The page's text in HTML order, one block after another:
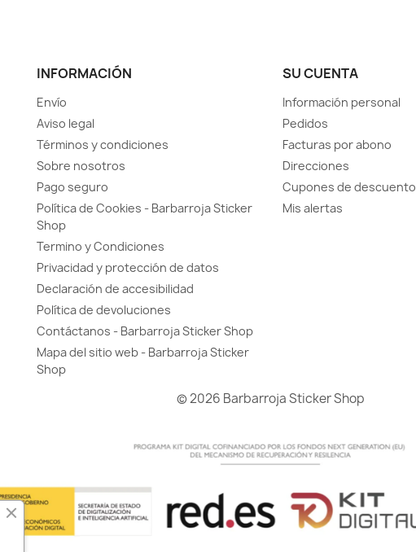
INFORMACIÓN
Envío
Aviso legal
Términos y condiciones
Sobre nosotros
Pago seguro
Política de Cookies - Barbarroja Sticker
Shop
Termino y Condiciones
Privacidad y protección de datos
Declaración de accesibilidad
Política de devoluciones
Contáctanos - Barbarroja Sticker Shop
Mapa del sitio web - Barbarroja Sticker
Shop
SU CUENTA
Información personal
Pedidos
Facturas por abono
Direcciones
Cupones de descuento
Mis alertas
© 2026 Barbarroja Sticker Shop